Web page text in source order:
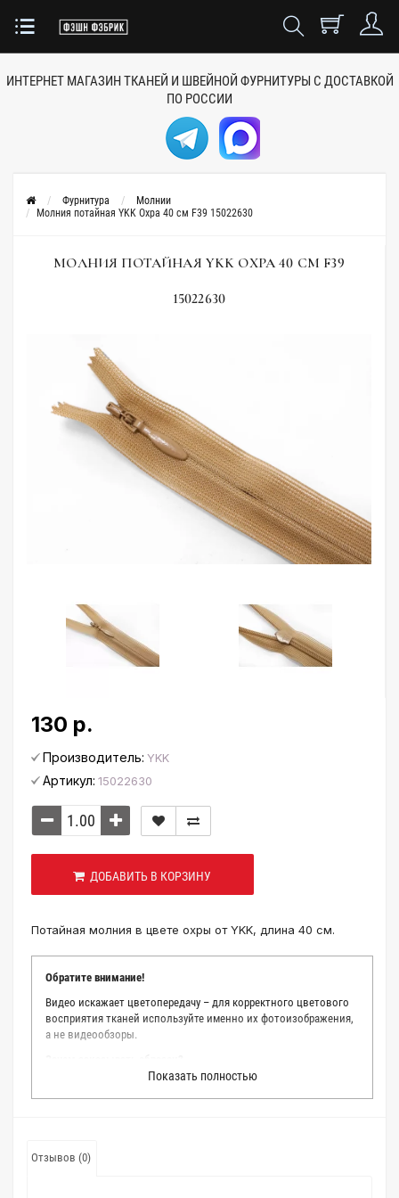
ИНТЕРНЕТ МАГАЗИН ТКАНЕЙ И ШВЕЙНОЙ ФУРНИТУРЫ С ДОСТАВКОЙ
ПО РОССИИ
Фурнитура
Молнии
Молния потайная YKK Охра 40 см F39 15022630
МОЛНИЯ ПОТАЙНАЯ YKK ОХРА 40 СМ F39
15022630
130 р.
Производитель: YKK
Артикул: 15022630
ДОБАВИТЬ В КОРЗИНУ
Потайная молния в цвете охры от YKK, длина 40 см.
Обратите внимание!
Видео искажает цветопередачу – для корректного цветового
восприятия тканей используйте именно их фотоизображения,
а не видеообзоры.
Мы делаем все возможное, чтобы точно описать цвет каждой
ткани из нашего каталога. Мы осматриваем и фотографируем
точное соответствие цветов из-за одного простого факта:
Показать полностью
Отзывов (0)